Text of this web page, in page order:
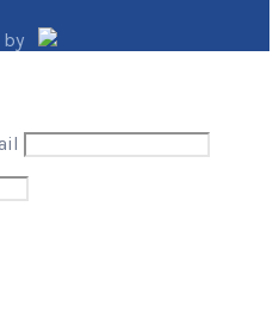
by